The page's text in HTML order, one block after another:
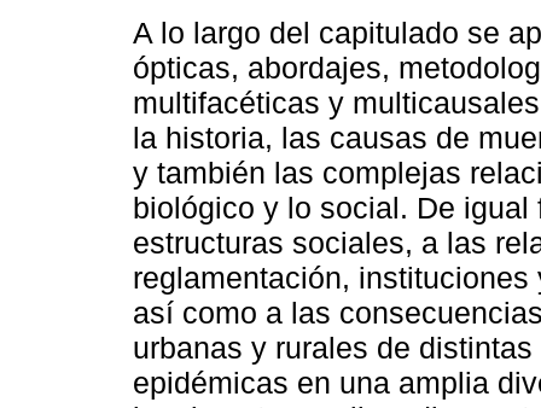
A lo largo del capitulado se
ópticas, abordajes,
multifacéticas y
la historia, las causas de
y también las complejas
biológico y lo social. De
estructuras sociales, a las
reglamentación,
así como a las
urbanas y rurales de
epidémicas en una amplia